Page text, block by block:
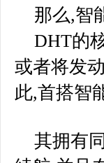
那么,智
DHT的
或者将发
此,首搭智
其拥有